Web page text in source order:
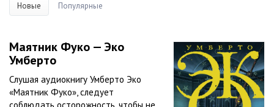
Новые Популярные
Маятник Фуко — Эко
Умберто
Слушая аудиокнигу Умберто Эко
«Маятник Фуко», следует